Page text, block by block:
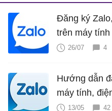
Đăng ký
trên máy tính
26/07 4
Hướng dẫn
máy tính,
13/05 42